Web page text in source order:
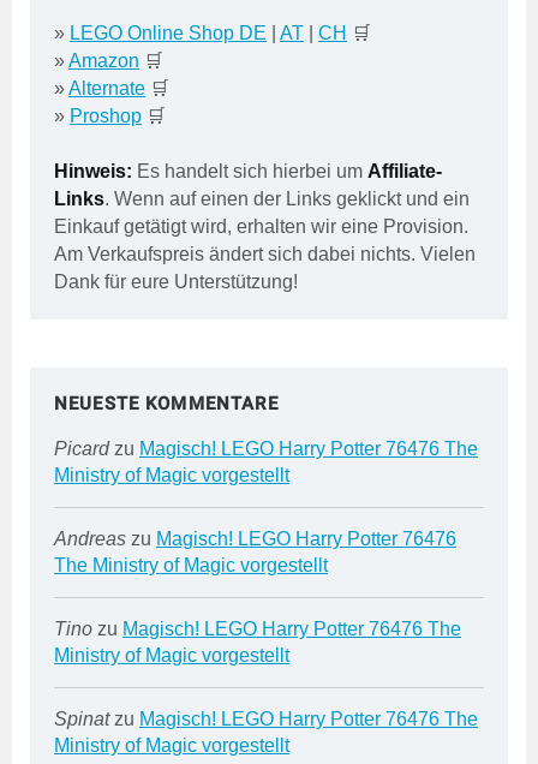
» LEGO Online Shop DE AT CH 🛒
»Amazon 🛒
»Alternate 🛒
» Proshop 🛒
Hinweis: Es handelt sich hierbei um Affiliate-
Links. Wenn auf einen der Links geklickt und ein
Einkauf getätigt wird, erhalten wir eine Provision.
Am Verkaufspreis ändert sich dabei nichts. Vielen
Dank für eure Unterstützung!
NEUESTE KOMMENTARE
Picardzu Magisch! LEGO Harry Potter 76476 The
Ministry of Magic vorgestellt
Andreas zu Magisch! LEGO Harry Potter 76476
The Ministry of Magic vorgestellt
Tino zu Magisch! LEGO Harry Potter 76476 The
Ministry of Magic vorgestellt
Spinatzu Magisch! LEGO Harry Potter 76476 The
Ministry of Magic vorgestellt